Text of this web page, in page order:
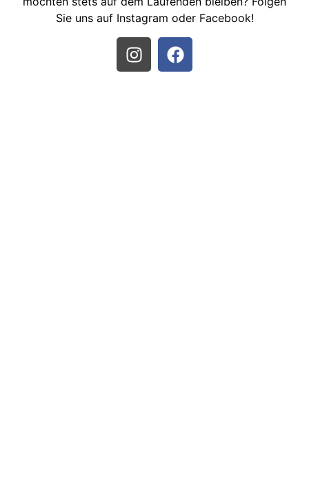
Sie uns auf Instagram oder Facebook!